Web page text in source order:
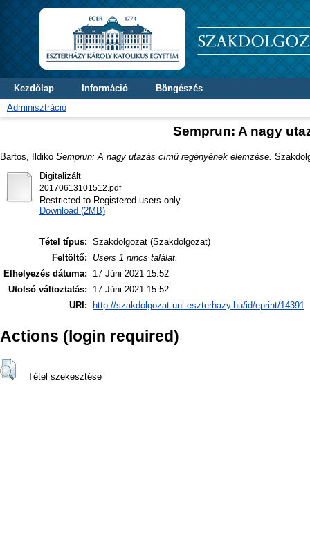
Kezdőlap Információ
Böngészés
Adminisztráció
Semprun: A nagy
Bartos, Ildikó Semprun: A nagy utazás című regényének elemzése.
Digitalizált
20170613101512.pdf
Restricted to Registered users only
Download (2MB)
Tétel típus: Szakdolgozat (Szakdolgozat)
Feltöltő:
Users 1 nincs találat.
Elhelyezés dátuma:
17 Júni 2021 15:52
Utolsó változtatás:
17 Júni 2021 15:52
URI:
http://szakdolgozat.uni-eszterhazy.hu/id/eprint/14391
Actions (login required)
Tétel szekesztése